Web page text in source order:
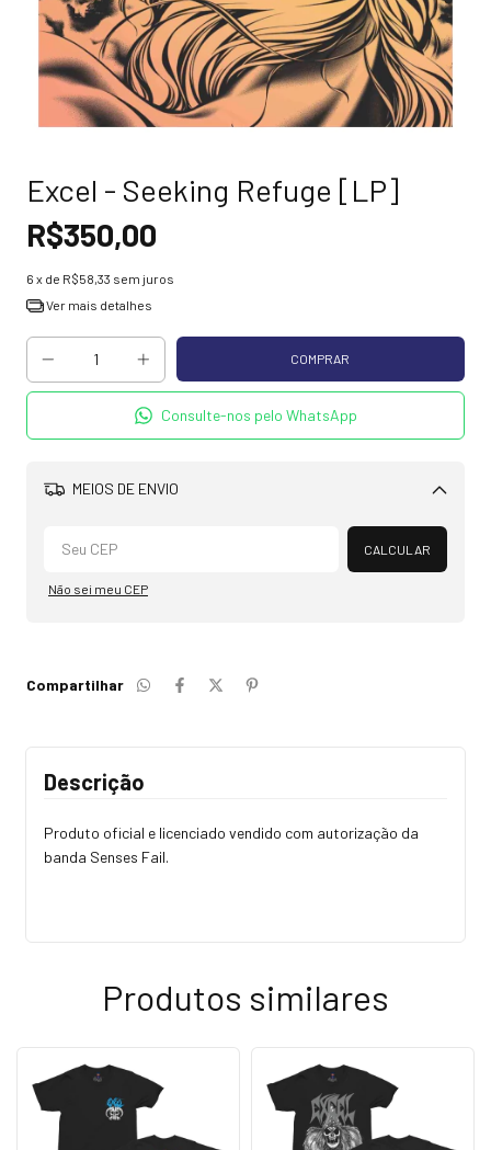
Excel - Seeking Refuge [LP]
R$350,00
6 x de R$58,33 sem juros
Ver mais detalhes
Consulte-nos pelo WhatsApp
MEIOS DE ENVIO
Alterar CEP
CALCULAR
Não sei meu CEP
Compartilhar
Descrição
Produto oficial e licenciado vendido com autorização da
banda Senses Fail.
Produtos similares